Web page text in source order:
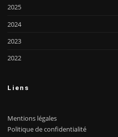
2025
2024
2023
2022
Liens
Mentions légales
Politique de confidentialité